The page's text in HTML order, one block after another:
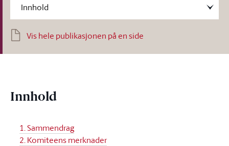
Vis hele publikasjonen på en side
Innhold
1. Sammendrag
2. Komiteens merknader